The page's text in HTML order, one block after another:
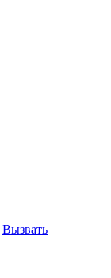
Вызвать